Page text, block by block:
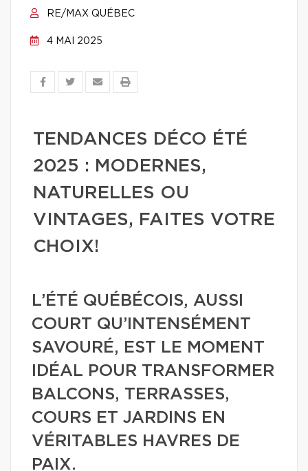
RE/MAX QUÉBEC
4 MAI 2025
TENDANCES DÉCO ÉTÉ
2025 : MODERNES,
NATURELLES OU
VINTAGES, FAITES VOTRE
CHOIX!
L’ÉTÉ QUÉBÉCOIS, AUSSI
COURT QU’INTENSÉMENT
SAVOURÉ, EST LE MOMENT
IDÉAL POUR TRANSFORMER
BALCONS, TERRASSES,
COURS ET JARDINS EN
VÉRITABLES HAVRES DE
PAIX.